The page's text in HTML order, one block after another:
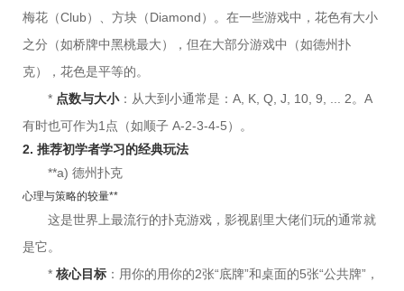
梅花（Club）、方块（Diamond）。在一些游戏中，花色有大小
之分（如桥牌中黑桃最大），但在大部分游戏中（如德州扑
克），花色是平等的。
* 点数与大小：从大到小通常是：A, K, Q, J, 10, 9, ... 2。A
有时也可作为1点（如顺子 A-2-3-4-5）。
2. 推荐初学者学习的经典玩法
**a) 德州扑克
心理与策略的较量**
这是世界上最流行的扑克游戏，影视剧里大佬们玩的通常就
是它。
* 核心目标 ：用你的用你的2张“底牌”和桌面的5张“公共牌”，